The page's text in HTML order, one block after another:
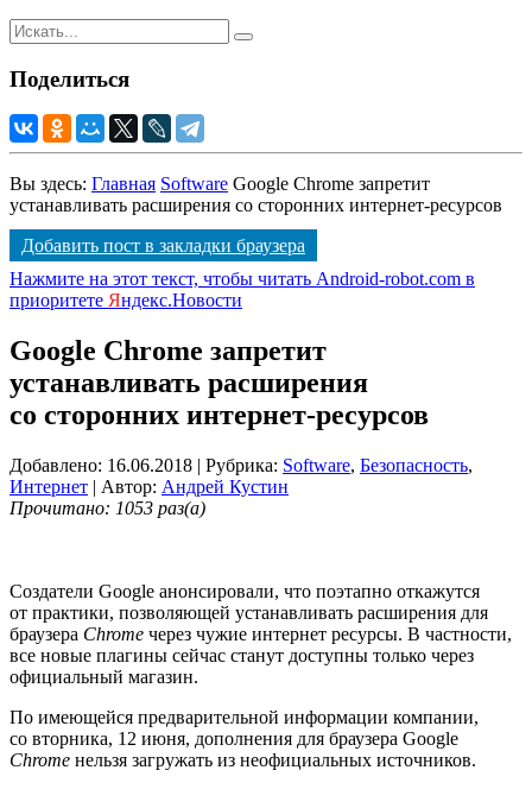
Поделиться
Вы здесь: Главная Software Google Chrome запретит
устанавливать расширения со сторонних интернет-ресурсов
Добавить пост в закладки браузера
Нажмите на этот текст, чтобы читать Android-robot.com в
приоритете Яндекс.Новости
Google Chrome запретит
устанавливать расширения
со сторонних интернет-ресурсов
Добавлено: 16.06.2018 | Рубрика: Software, Безопасность,
Интернет | Автор: Андрей Кустин
Прочитано: 1053 раз(а)
Создатели Google анонсировали, что поэтапно откажутся
от практики, позволяющей устанавливать расширения для
браузера Chrome через чужие интернет ресурсы. В частности,
все новые плагины сейчас станут доступны только через
официальный магазин.
По имеющейся предварительной информации компании,
со вторника, 12 июня, дополнения для браузера Google
Chrome нельзя загружать из неофициальных источников.